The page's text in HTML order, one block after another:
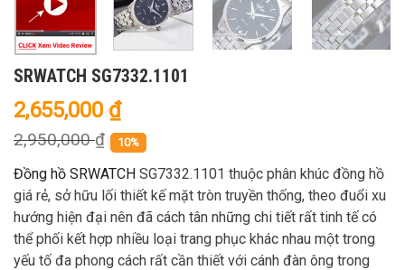
SRWATCH SG7332.1101
2,655,000 ₫
2,950,000₫ 10%
Đồng hồ SRWATCH SG7332.1101 thuộc phân khúc đồng hồ
giá rẻ, sở hữu lối thiết kế mặt tròn truyền thống, theo đuổi xu
hướng hiện đại nên đã cách tân những chi tiết rất tinh tế có
thể phối kết hợp nhiều loại trang phục khác nhau một trong
yếu tố đa phong cách rất cần thiết với cánh đàn ông trong